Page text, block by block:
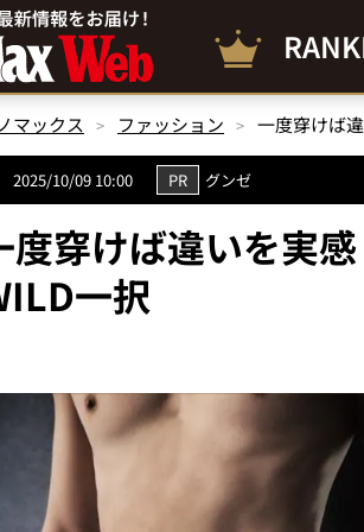
マックス ファッション 一度穿けば
2025/10/09 10:00 PR グンゼ
度穿けば違いを実
一択